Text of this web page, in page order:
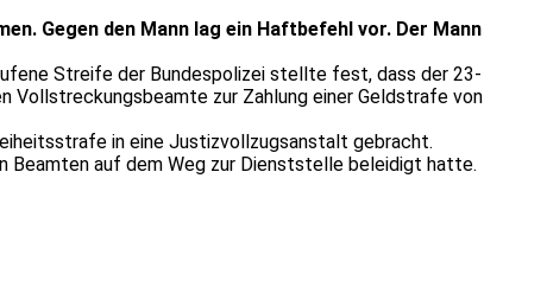
Gegen den Mann lag ein Haftbefehl vor. Der Mann
Streife der Bundespolizei stellte fest, dass der 23-
Vollstreckungsbeamte zur Zahlung einer Geldstrafe von
in eine Justizvollzugsanstalt gebracht.
Beamten auf dem Weg zur Dienststelle beleidigt hatte.